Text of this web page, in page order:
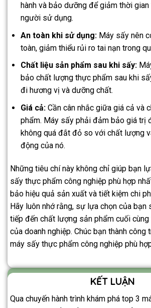
hành và bảo dưỡng để giảm thời
người sử dụng.
An toàn khi sử dụng:Máy sấy nên
toàn, giảm thiểu rủi ro tai nạn trong
Chất liệu sản phẩm sau khi sấy:
bảo chất lượng thực phẩm sau khi
đi hương vị và dưỡng chất.
Giá cả:Cần cân nhắc giữa giá cả và
phẩm. Máy sấy phải đảm bảo giá trị
không quá đắt đỏ so với chất lượng
động của nó.
Những tiêu chí này không chỉ giúp bạn
sấy thực phẩm công nghiệp phù hợp
bảo hiệu quả sản xuất và tiết kiệm chi
Hãy luôn nhớ rằng, sự lựa chọn của bạn
tiếp đến chất lượng sản phẩm cuối
của doanh nghiệp. Chúc bạn thành công
máy sấy thực phẩm công nghiệp phù
KẾT LUẬN
Qua chuyến hành trình khám phá top 3